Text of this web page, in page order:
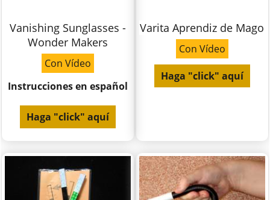
Vanishing Sunglasses -
Wonder Makers
Con Vídeo
Instrucciones en español
Haga "click" aquí
Varita Aprendiz de Mago
Con Vídeo
Haga "click" aquí